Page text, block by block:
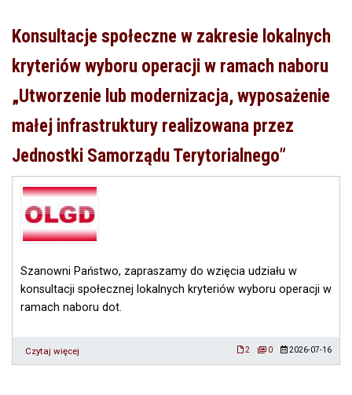
w
naboru
6/2026
Konsultacje społeczne w zakresie lokalnych
kryteriów wyboru operacji w ramach naboru
„Utworzenie lub modernizacja, wyposażenie
małej infrastruktury realizowana przez
Jednostki Samorządu Terytorialnego”
Szanowni Państwo, zapraszamy do wzięcia udziału w
konsultacji społecznej lokalnych kryteriów wyboru operacji w
ramach naboru dot.
Czytaj więcej
Konsultacje
2 0 2026-07-16